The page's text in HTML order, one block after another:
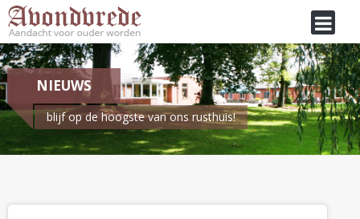
NIEUWS
blijf op de hoogste van ons rusthuis!
Gebruikersraad 21 april